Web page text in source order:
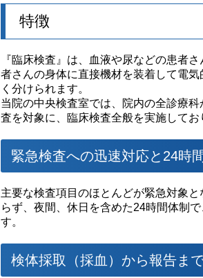
特徴
『臨床検査』は、血液や尿などの患者
者さんの身体に直接機材を装着して電
く分けられます。
当院の中央検査室では、院内の全診療
査を対象に、臨床検査全般を実施して
緊急検査への迅速対応と24時
主要な検査項目のほとんどが緊急対象
らず、夜間、休日を含めた24時間体制
す。
検体採取（採血）から報告ま